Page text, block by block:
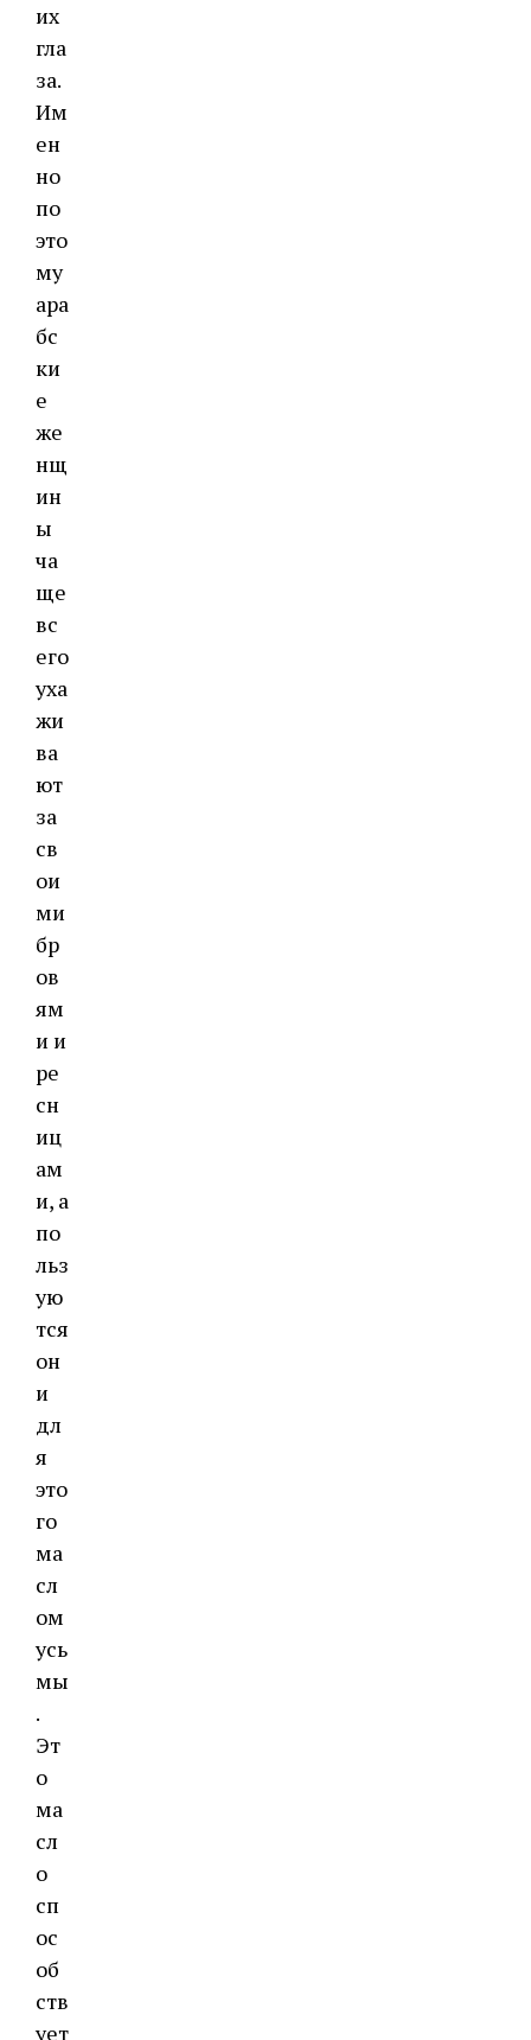
их
гла
за.
Им
ен
но
по
это
му
ара
бс
ки
е
же
нщ
ин
ы
ча
ще
вс
его
уха
жи
ва
ют
за
св
ои
ми
бр
ов
ям
и и
ре
сн
иц
ам
и, а
по
льз
ую
тся
он
и
дл
я
это
го
ма
сл
ом
усь
мы
.
Эт
о
ма
сл
о
сп
ос
об
ств
ует